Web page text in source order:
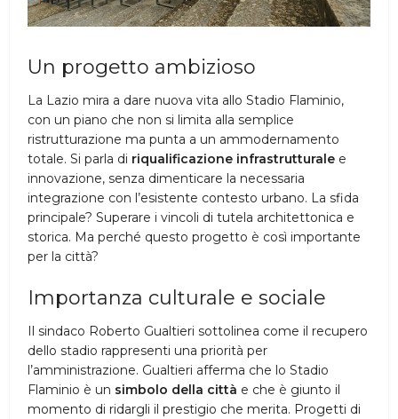
Un progetto ambizioso
La Lazio mira a dare nuova vita allo Stadio Flaminio,
con un piano che non si limita alla semplice
ristrutturazione ma punta a un ammodernamento
totale. Si parla di riqualificazione infrastrutturale e
innovazione, senza dimenticare la necessaria
integrazione con l’esistente contesto urbano. La sfida
principale? Superare i vincoli di tutela architettonica e
storica. Ma perché questo progetto è così importante
per la città?
Importanza culturale e sociale
Il sindaco Roberto Gualtieri sottolinea come il recupero
dello stadio rappresenti una priorità per
l’amministrazione. Gualtieri afferma che lo Stadio
Flaminio è un simbolo della città e che è giunto il
momento di ridargli il prestigio che merita. Progetti di